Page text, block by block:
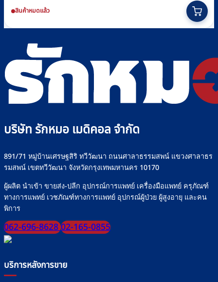
was:
฿2,200.
is:
฿2,000.
สินค้าหมดแล้ว
บริษัท รักหมอ เมดิคอล จำกัด
891/71 หมู่บ้านเศรษฐสิริ ทวีวัฒนา ถนนศาลาธรรมสพน์ แขวงศาลาธร
รมสพน์ เขตทวีวัฒนา จังหวัดกรุงเทพมหานคร 10170
ผู้ผลิต นำเข้า ขายส่ง-ปลีก อุปกรณ์การแพทย์ เครื่องมือแพทย์ ครุภัณฑ์
ทางการแพทย์ เวชภัณฑ์ทางการแพทย์ อุปกรณ์ผู้ป่วย ผู้สูงอายุ และคน
พิการ
062-696-862802-165-0855
บริการหลังการขาย